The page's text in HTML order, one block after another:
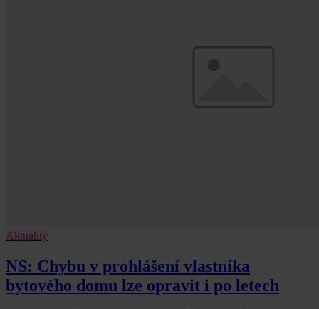
Aktuality
NS: Chybu v prohlášení vlastníka
bytového domu lze opravit i po letech